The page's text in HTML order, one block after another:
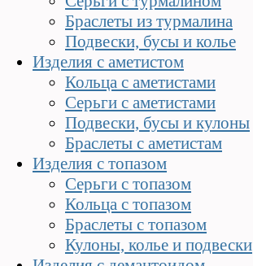
Браслеты из турмалина
Подвески, бусы и колье
Изделия с аметистом
Кольца с аметистами
Серьги с аметистами
Подвески, бусы и кулоны
Браслеты с аметистам
Изделия с топазом
Cерьги с топазом
Кольца с топазом
Браслеты с топазом
Кулоны, колье и подвески